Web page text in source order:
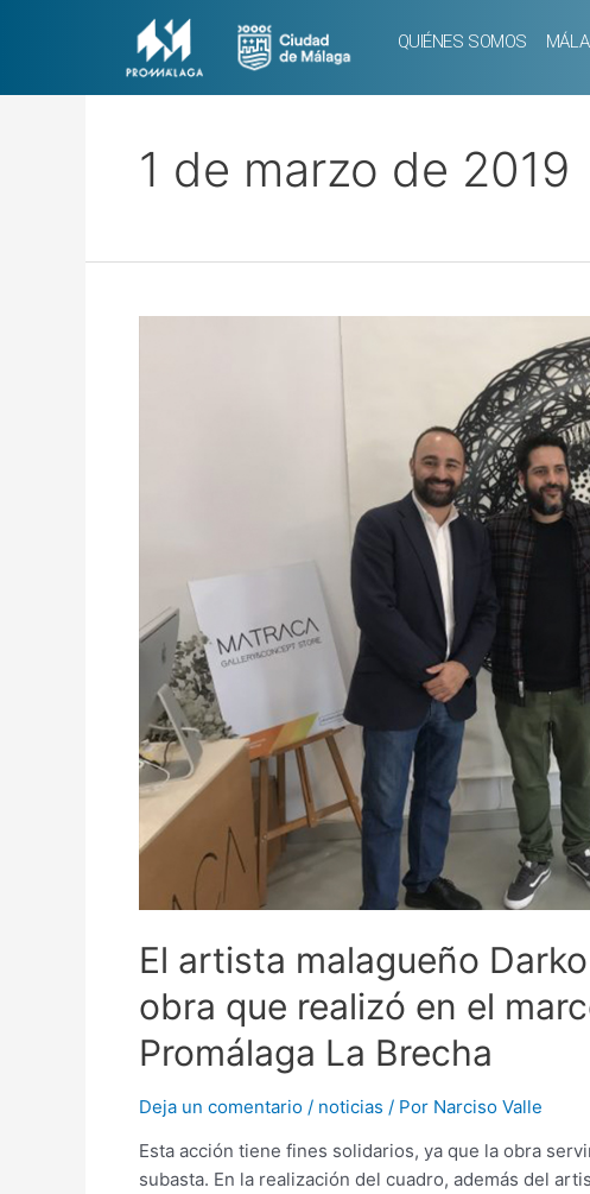
QUIÉNES SOMOS
1 de marzo de 2019
El artista malagueño
obra que realizó en el
Promálaga La Brecha
Deja un comentario / noticias / Por Narciso Valle
Esta acción tiene fines solidarios, ya que la obra
subasta. En la realización del cuadro, además del